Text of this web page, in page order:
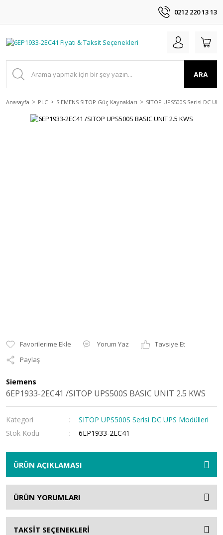
0212 220 13 13
ARA
Anasayfa PLC SIEMENS SITOP Güç Kaynakları SITOP UPS500S Serisi DC
Yorum Yaz
Tavsiye Et
Paylaş
Siemens
6EP1933-2EC41 /SITOP UPS500S BASIC UNIT 2.5 KWS
Kategori
SITOP UPS500S Serisi DC UPS Modülleri
Stok Kodu
6EP1933-2EC41
ÜRÜN AÇIKLAMASI
ÜRÜN YORUMLARI
TAKSİT SEÇENEKLERİ